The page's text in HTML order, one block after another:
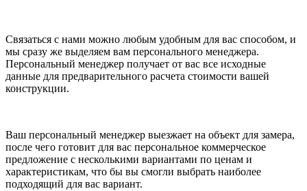
Связаться с нами можно любым удобным для вас способом, и
мы сразу же выделяем вам персонального менеджера.
Персональный менеджер получает от вас все исходные
данные для предварительного расчета стоимости вашей
конструкции.
Ваш персональный менеджер выезжает на объект для замера,
после чего готовит для вас персональное коммерческое
предложение с несколькими вариантами по ценам и
характеристикам, что бы вы смогли выбрать наиболее
подходящий для вас вариант.